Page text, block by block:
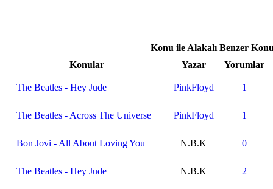
Konu ile Alakalı Benzer
Konular
Yazar Yorumlar
The Beatles - Hey Jude PinkFloyd 1
The Beatles - Across The Universe PinkFloyd 1
Bon Jovi - All About Loving You N.B.K 0
The Beatles - Hey Jude N.B.K 2